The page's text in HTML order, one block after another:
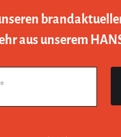
aus unserem